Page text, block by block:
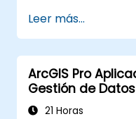
complejo de
Aplicar
problemas en
Realizar
interpretación
Integrar
Leer más...
ArcGIS Pro
Gestión de
21 Horas